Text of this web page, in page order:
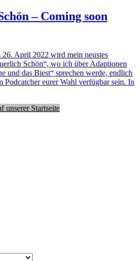
– Coming soon
April 2022 wird mein neustes
Schön“, wo ich über Adaptionen
und das Biest“ sprechen werde, endlich
Podcatcher eurer Wahl verfügbar sein. In
unserer Startseite